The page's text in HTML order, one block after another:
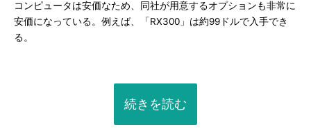
コンピュータは安価なため、同社が用意するオプションも非常に
安価になっている。例えば、「RX300」は約99ドルで入手でき
る。
続きを読む